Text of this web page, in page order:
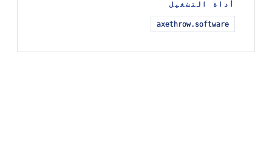
أداة التشغيل
axethrow.software
أداة التشغيل
axethrow.software